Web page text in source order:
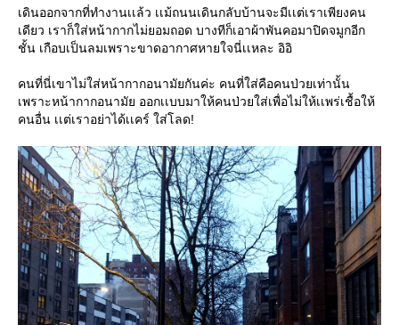
เดินออกจากที่ทำงานเเล้ว เเม้ถนนเดินกลับบ้านจะมีเเต่เราเพียงคน
เดียว เราก็ใส่หน้ากากไม่ยอมถอด บางทีก็เอาผ้าพันคอมาปิดจมูกอีก
ชั้น เกือบเป็นลมเพราะขาดอากาศหายใจนี่เเหละ อิอิ
คนที่นี่เขาไม่ใส่หน้ากากอนามัยกันค่ะ คนที่ใส่คือคนป่วยเท่านั้น
เพราะหน้ากากอนามัย ออกเเบบมาให้คนป่วยใส่เพื่อไม่ให้เเพร่เชื้อให้
คนอื่น เเต่เราอย่าได้เเคร์ ใส่โลด!